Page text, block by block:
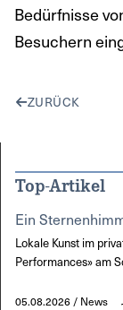
Bedürfnisse
Besuchern
ZURÜCK
Top-Artikel
Ein
Lokale Kunst im
Performances» am
05.08.2026 / News